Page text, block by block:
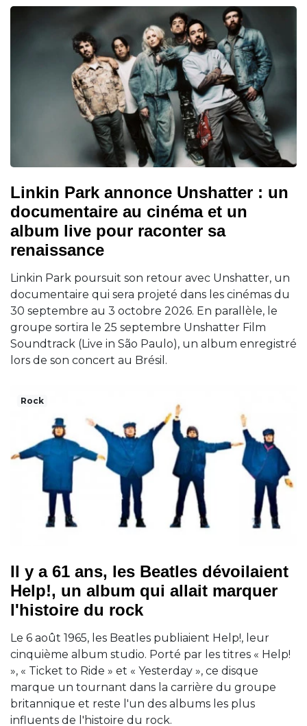
Linkin Park annonce Unshatter : un
documentaire au cinéma et un
album live pour raconter sa
renaissance
Linkin Park poursuit son retour avec Unshatter, un
documentaire qui sera projeté dans les cinémas du
30 septembre au 3 octobre 2026. En parallèle, le
groupe sortira le 25 septembre Unshatter Film
Soundtrack (Live in São Paulo), un album enregistré
lors de son concert au Brésil.
Rock
Il y a 61 ans, les Beatles dévoilaient
Help!, un album qui allait marquer
l'histoire du rock
Le 6 août 1965, les Beatles publiaient Help!, leur
cinquième album studio. Porté par les titres « Help!
», « Ticket to Ride » et « Yesterday », ce disque
marque un tournant dans la carrière du groupe
britannique et reste l'un des albums les plus
influents de l'histoire du rock.